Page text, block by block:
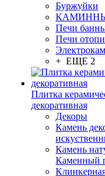
Буржуйки
Печи
Печи
+ ЕЩЕ 2
Плитка
декоративная
Декоры
Камень
Камень
Каменный